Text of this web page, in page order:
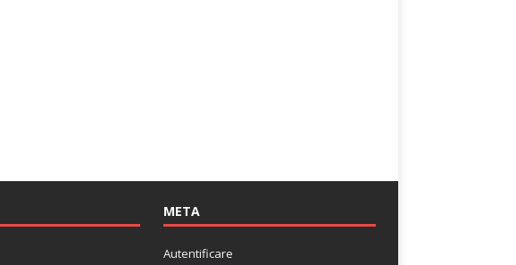
META
Autentificare